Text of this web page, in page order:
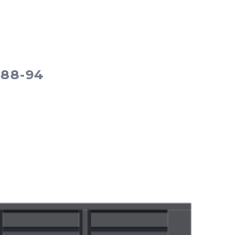
88-94